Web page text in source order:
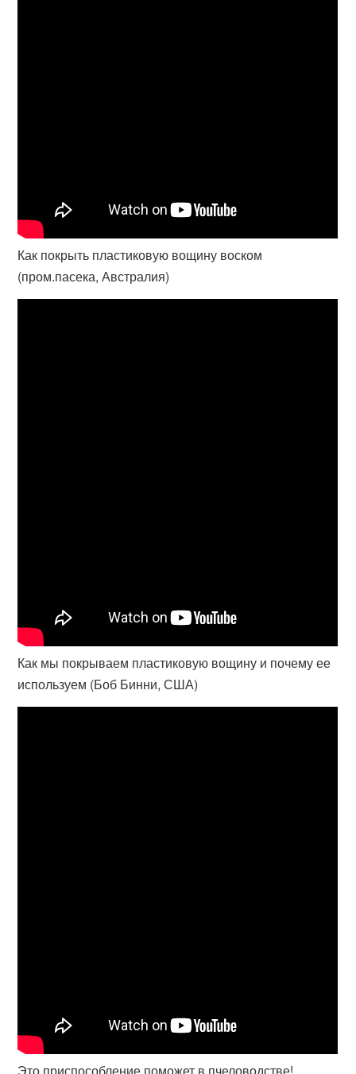
Как покрыть пластиковую вощину воском
(пром.пасека, Австралия)
Как мы покрываем пластиковую вощину и почему ее
используем (Боб Бинни, США)